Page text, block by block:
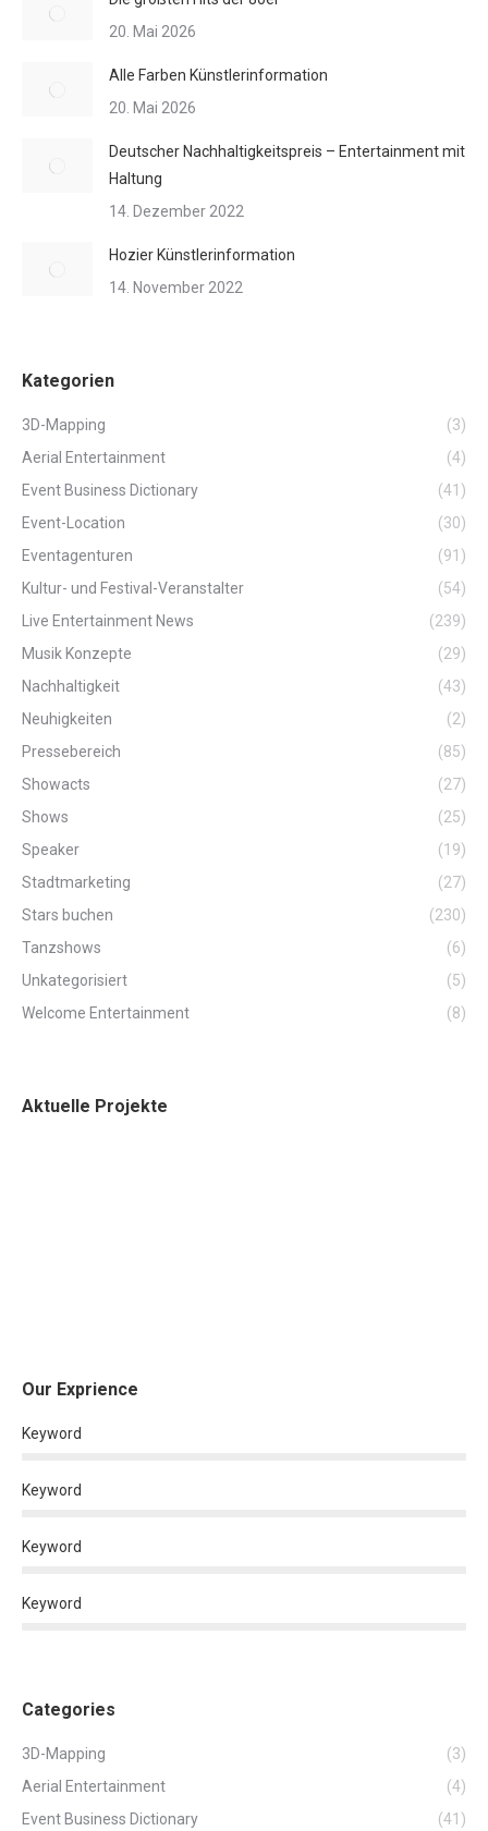
20. Mai 2026
Alle Farben Künstlerinformation
20. Mai 2026
Deutscher Nachhaltigkeitspreis – Entertainment mit
Haltung
14. Dezember 2022
Hozier Künstlerinformation
14. November 2022
Kategorien
3D-Mapping
(3)
Aerial Entertainment
(4)
Event Business Dictionary
(41)
Event-Location
(30)
Eventagenturen
(91)
Kultur- und Festival-Veranstalter
(54)
Live Entertainment News
(239)
Musik Konzepte
(29)
Nachhaltigkeit
(43)
Neuhigkeiten
(2)
Pressebereich
(85)
Showacts
(27)
Shows
(25)
Speaker
(19)
Stadtmarketing
(27)
Stars buchen
(230)
Tanzshows
(6)
Unkategorisiert
(5)
Welcome Entertainment
(8)
Aktuelle Projekte
Our Exprience
Keyword
Keyword
Keyword
Keyword
Categories
3D-Mapping
(3)
Aerial Entertainment
(4)
Event Business Dictionary
(41)